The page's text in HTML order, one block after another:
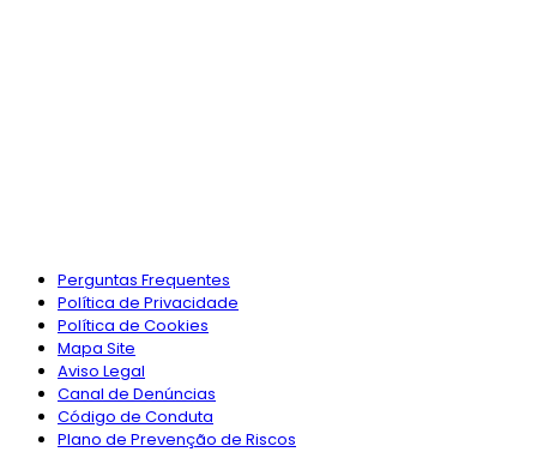
Perguntas Frequentes
Política de Privacidade
Política de Cookies
Mapa Site
Aviso Legal
Canal de Denúncias
Código de Conduta
Plano de Prevenção de Riscos